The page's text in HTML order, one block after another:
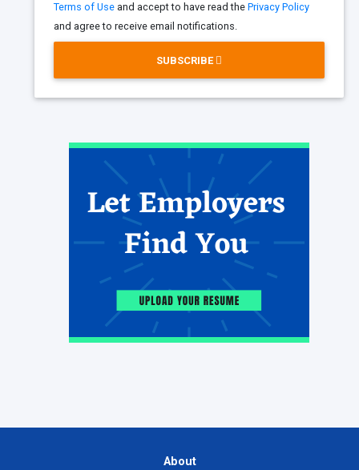
Terms of Use and accept to have read the Privacy Policy
and agree to receive email notifications.
SUBSCRIBE
About